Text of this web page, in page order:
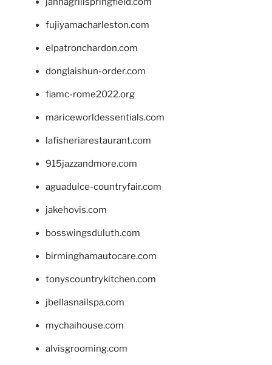
fujiyamacharleston.com
elpatronchardon.com
donglaishun-order.com
fiamc-rome2022.org
mariceworldessentials.com
lafisheriarestaurant.com
915jazzandmore.com
aguadulce-countryfair.com
jakehovis.com
bosswingsduluth.com
birminghamautocare.com
tonyscountrykitchen.com
jbellasnailspa.com
mychaihouse.com
alvisgrooming.com